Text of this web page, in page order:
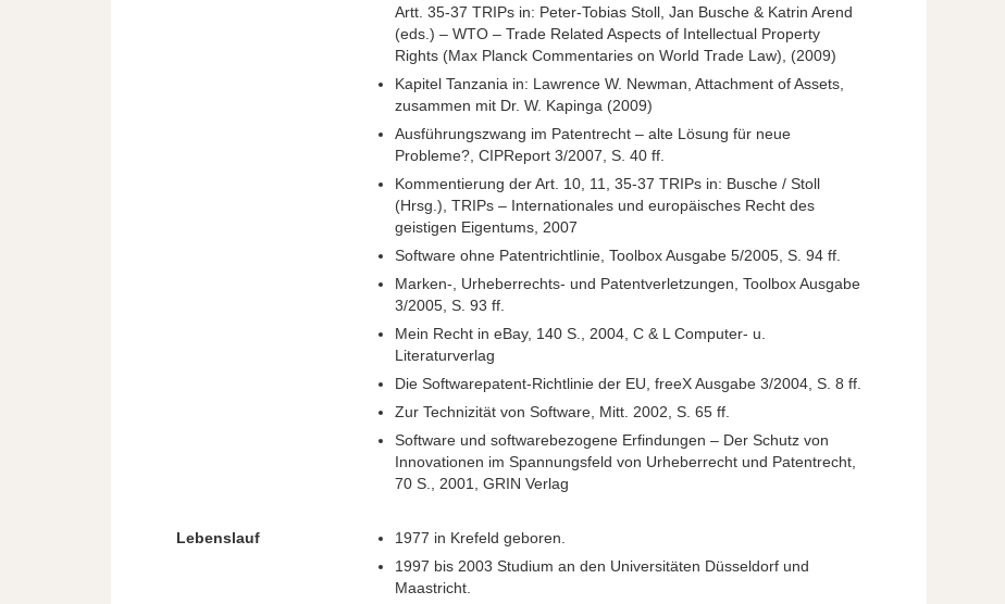
Artt. 35-37 TRIPs in: Peter-Tobias Stoll, Jan Busche & Katrin Arend
(eds.) – WTO – Trade Related Aspects of Intellectual Property
Rights (Max Planck Commentaries on World Trade Law), (2009)
Kapitel Tanzania in: Lawrence W. Newman, Attachment of Assets,
zusammen mit Dr. W. Kapinga (2009)
Ausführungszwang im Patentrecht – alte Lösung für neue
Probleme?, CIPReport 3/2007, S. 40 ff.
Kommentierung der Art. 10, 11, 35-37 TRIPs in: Busche / Stoll
(Hrsg.), TRIPs – Internationales und europäisches Recht des
geistigen Eigentums, 2007
Software ohne Patentrichtlinie, Toolbox Ausgabe 5/2005, S. 94 ff.
Marken-, Urheberrechts- und Patentverletzungen, Toolbox Ausgabe
3/2005, S. 93 ff.
Mein Recht in eBay, 140 S., 2004, C & L Computer- u.
Literaturverlag
Die Softwarepatent-Richtlinie der EU, freeX Ausgabe 3/2004, S. 8 ff.
Zur Technizität von Software, Mitt. 2002, S. 65 ff.
Software und softwarebezogene Erfindungen – Der Schutz von
Innovationen im Spannungsfeld von Urheberrecht und Patentrecht,
70 S., 2001, GRIN Verlag
Lebenslauf
1977 in Krefeld geboren.
1997 bis 2003 Studium an den Universitäten Düsseldorf und
Maastricht.